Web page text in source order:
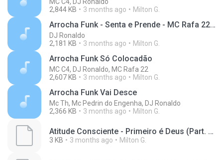
2,844 KB
3 months ago Milton G.
Arrocha Funk - Senta e Prende - MC Rafa 22, Dj Ronaldo & Dj Hafs
DJ Ronaldo
2,181 KB
3 months ago Milton G.
Arrocha Funk Só Colocadão
MC C4, DJ Ronaldo, MC Rafa 22
2,607 KB
3 months ago Milton G.
Arrocha Funk Vai Desce
Mc Th, Mc Pedrin do Engenha, DJ Ronaldo
2,366 KB
3 months ago Milton G.
Atitude Consciente - Primeiro é Deus (Part. Mano Fler) (Bass Boosted)(M4A_128K)_private.lrc
3 KB 3 months ago Milton G.